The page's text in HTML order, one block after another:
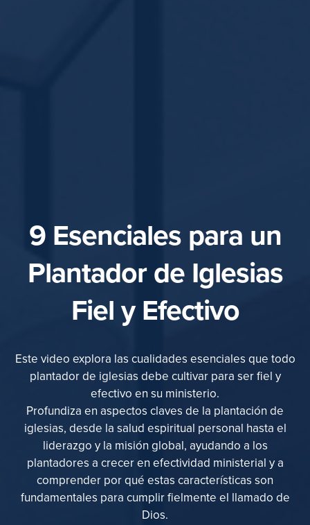
9 Esenciales para un
Plantador de Iglesias
Fiel y Efectivo
Este video explora las cualidades esenciales que todo
plantador de iglesias debe cultivar para ser fiel y
efectivo en su ministerio.
Profundiza en aspectos claves de la plantación de
iglesias, desde la salud espiritual personal hasta el
liderazgo y la misión global, ayudando a los
plantadores a crecer en efectividad ministerial y a
comprender por qué estas características son
fundamentales para cumplir fielmente el llamado de
Dios.